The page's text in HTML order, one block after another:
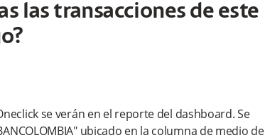
las transacciones de este
se verán en el reporte del dashboard. Se
ubicado en la columna de medio de